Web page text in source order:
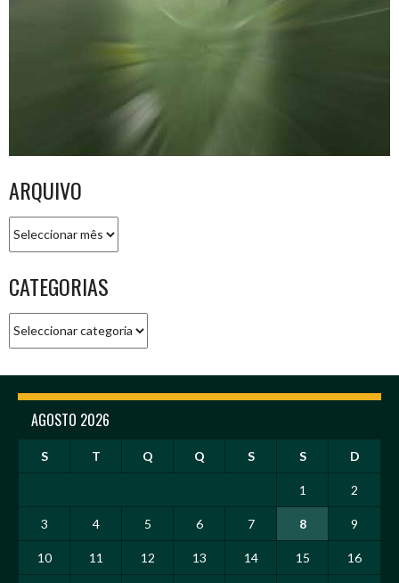
ARQUIVO
CATEGORIAS
AGOSTO 2026
S T Q Q S S D
1 2
3 4 5 6 7 8 9
10 11 12 13 14 15 16